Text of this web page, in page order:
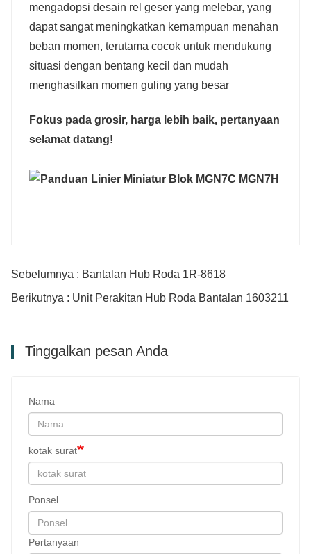
mengadopsi desain rel geser yang melebar, yang
dapat sangat meningkatkan kemampuan menahan
beban momen, terutama cocok untuk mendukung
situasi dengan bentang kecil dan mudah
menghasilkan momen guling yang besar
Fokus pada grosir, harga lebih baik, pertanyaan
selamat datang!
Sebelumnya : Bantalan Hub Roda 1R-8618
Berikutnya : Unit Perakitan Hub Roda Bantalan 1603211
Tinggalkan pesan Anda
Nama
kotak surat
Ponsel
Pertanyaan